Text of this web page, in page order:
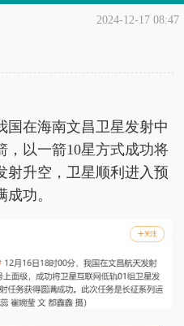
2024-12-17 08:47
国在海南文昌卫星发射中
，以一箭10星方式成功将
射升空，卫星顺利进入预
功。